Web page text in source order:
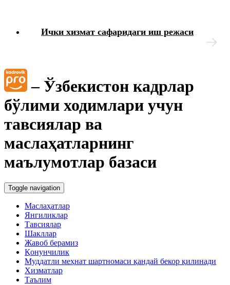
Ички хизмат сафаридаги иш режаси
– Ўзбекистон кадрлар
бўлими ходимлари учун
тавсиялар ва
маслаҳатларнинг
маълумотлар базаси
Toggle navigation
Маслаҳатлар
Янгиликлар
Тавсиялар
Шакллар
Жавоб берамиз
Қонунчилик
Муддатли меҳнат шартномаси қандай бекор қилинади
Хизматлар
Таълим